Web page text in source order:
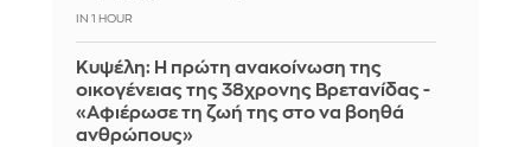
IN 1 HOUR
Κυψέλη: Η πρώτη ανακοίνωση της
οικογένειας της 38χρονης Βρετανίδας -
«Αφιέρωσε τη ζωή της στο να βοηθά
ανθρώπους»